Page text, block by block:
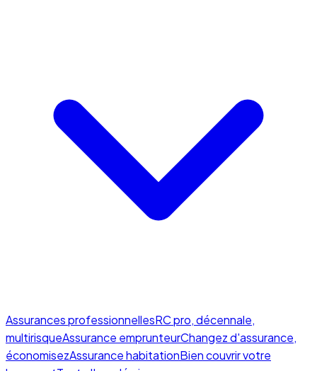
Assurances professionnellesRC pro, décennale,
multirisqueAssurance emprunteurChangez d'assurance,
économisezAssurance habitationBien couvrir votre